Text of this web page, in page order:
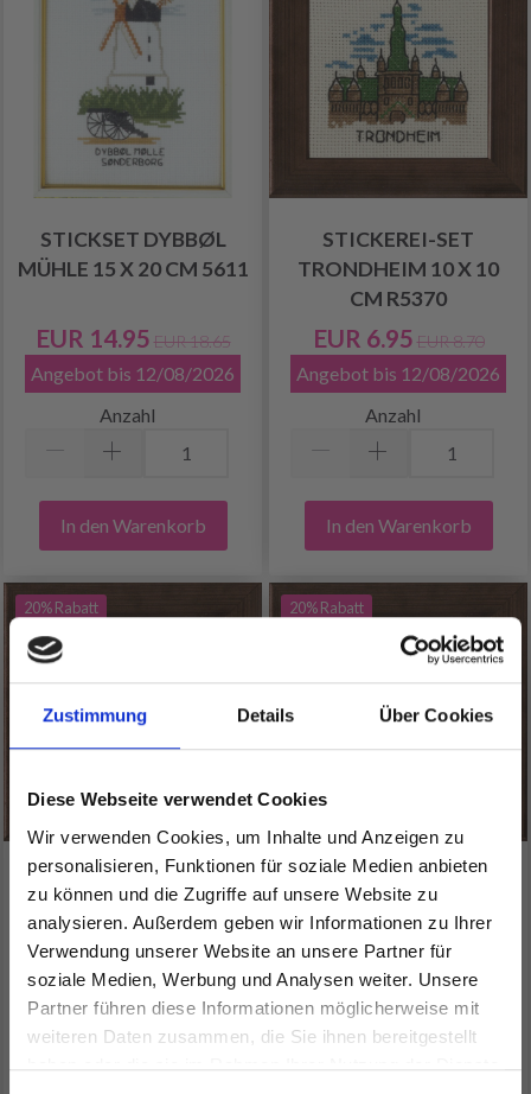
Zustimmung Details Über Cookies
Diese Webseite verwendet Cookies
Wir verwenden Cookies, um Inhalte und Anzeigen zu
personalisieren, Funktionen für soziale Medien anbieten
zu können und die Zugriffe auf unsere Website zu
analysieren. Außerdem geben wir Informationen zu Ihrer
Verwendung unserer Website an unsere Partner für
soziale Medien, Werbung und Analysen weiter. Unsere
Partner führen diese Informationen möglicherweise mit
weiteren Daten zusammen, die Sie ihnen bereitgestellt
haben oder die sie im Rahmen Ihrer Nutzung der Dienste
STICKSET DYBBØL
MÜHLE 15 X 20 CM 5611
EUR 14.95 EUR 18.65
Angebot bis 12/08/2026
Anzahl
In den Warenkorb
STICKEREI-SET
TRONDHEIM 10 X 10
CM R5370
EUR 6.95 EUR 8.70
Angebot bis 12/08/2026
Anzahl
In den Warenkorb
20% Rabatt
STICKSET
LILLEHAMMER 10 X 10
CM R5370
EUR 6.95EUR 8.70
Angebot bis 12/08/2026
20% Rabatt
STICKEREI-KIT BERGEN
10 X 10 CM R5370
EUR 6.95 EUR 8.70
Angebot bis 12/08/2026
Spare bis zu 50%